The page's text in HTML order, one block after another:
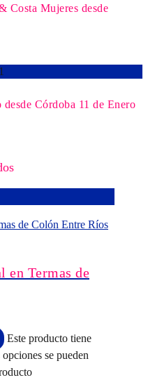
Costa Mujeres desde
Córdoba 11 de Enero
en Termas de
Este producto tiene
se pueden